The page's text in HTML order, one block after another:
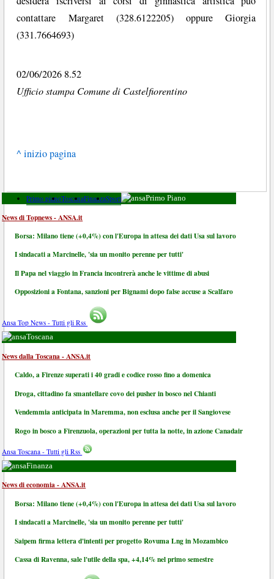
contattare Margaret (328.6122205) oppure Giorgia
(331.7664693)
02/06/2026 8.52
Ufficio stampa Comune di Castelfiorentino
^ inizio pagina
Primo pianoToscanaFinanzaSport Primo Piano
News di Topnews - ANSA.it
Borsa: Milano tiene (+0,4%) con l'Europa in attesa dei dati Usa sul lavoro
I sindacati a Marcinelle, 'sia un monito perenne per tutti'
Il Papa nel viaggio in Francia incontrerà anche le vittime di abusi
Opposizioni a Fontana, sanzioni per Bignami dopo false accuse a Scalfaro
Ansa Top News - Tutti gli Rss
Toscana
News dalla Toscana - ANSA.it
Caldo, a Firenze superati i 40 gradi e codice rosso fino a domenica
Droga, cittadino fa smantellare covo dei pusher in bosco nel Chianti
Vendemmia anticipata in Maremma, non esclusa anche per il Sangiovese
Rogo in bosco a Firenzuola, operazioni per tutta la notte, in azione Canadair
Ansa Toscana - Tutti gli Rss
Finanza
News di economia - ANSA.it
Borsa: Milano tiene (+0,4%) con l'Europa in attesa dei dati Usa sul lavoro
I sindacati a Marcinelle, 'sia un monito perenne per tutti'
Saipem firma lettera d'intenti per progetto Rovuma Lng in Mozambico
Cassa di Ravenna, sale l'utile della spa, +4,14% nel primo semestre